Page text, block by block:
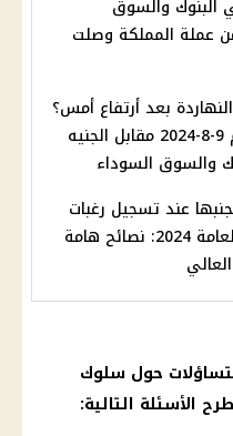
البنوك والسوق
1000 من عملة المملكة وصلت
بعد أرتفاع أمس؟
سعر الدولار اليوم 9-8-2024 مقابل الجنيه
والسوق السوداء
عند تسجيل رغبات
تنسيق الثانوية العامة 2024: نصائح هامة
حول سلوك
الأسئلة التالية: